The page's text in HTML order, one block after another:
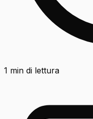
1 min di lettura